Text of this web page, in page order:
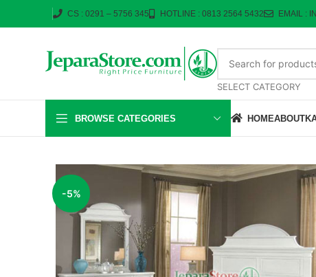
CS : 0291 – 5756 345 HOTLINE : 0813 2564 5432 EMAIL :
SELECT CATEGORY
BROWSE CATEGORIES HOMEABOUT
-5%